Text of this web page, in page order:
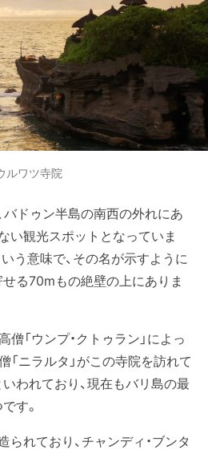
ルワツ寺院
バドゥン半島の南西の外れにあ
い観光スポットとなっていま
いう意味で、その名が示すように
る70mもの絶壁の上にありま
僧「ウンプ・クトゥラン」によっ
「ニラルタ」がこの寺院を訪れて
われており、現在もバリ島の最
す。
られており、チャンディ・ブンタ